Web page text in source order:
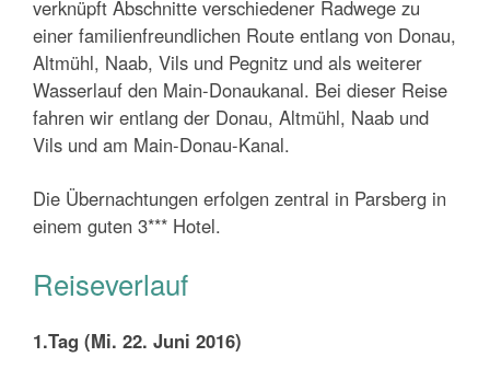
verknüpft Abschnitte verschiedener Radwege zu
einer familienfreundlichen Route entlang von Donau,
Altmühl, Naab, Vils und Pegnitz und als weiterer
Wasserlauf den Main-Donaukanal. Bei dieser Reise
fahren wir entlang der Donau, Altmühl, Naab und
Vils und am Main-Donau-Kanal.
Die Übernachtungen erfolgen zentral in Parsberg in
einem guten 3*** Hotel.
Reiseverlauf
1.Tag (Mi. 22. Juni 2016)